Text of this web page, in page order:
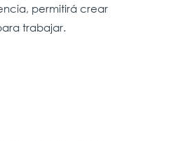
permitirá crear
trabajar.